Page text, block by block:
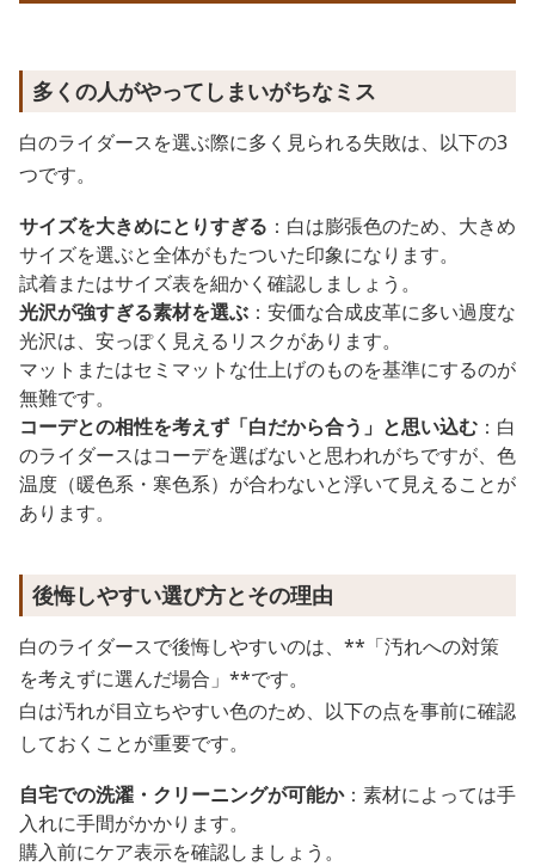
多くの人がやってしまいがちなミス
白のライダースを選ぶ際に多く見られる失敗は、以下の3
つです。
サイズを大きめにとりすぎる ：白は膨張色のため、大きめ
サイズを選ぶと全体がもたついた印象になります。
試着またはサイズ表を細かく確認しましょう。
光沢が強すぎる素材を選ぶ ：安価な合成皮革に多い過度な
光沢は、安っぽく見えるリスクがあります。
マットまたはセミマットな仕上げのものを基準にするのが
無難です。
コーデとの相性を考えず「白だから合う」と思い込む ：白
のライダースはコーデを選ばないと思われがちですが、色
温度（暖色系・寒色系）が合わないと浮いて見えることが
あります。
後悔しやすい選び方とその理由
白のライダースで後悔しやすいのは、**「汚れへの対策
を考えずに選んだ場合」**です。
白は汚れが目立ちやすい色のため、以下の点を事前に確認
しておくことが重要です。
自宅での洗濯・クリーニングが可能か：素材によっては手
入れに手間がかかります。
購入前にケア表示を確認しましょう。